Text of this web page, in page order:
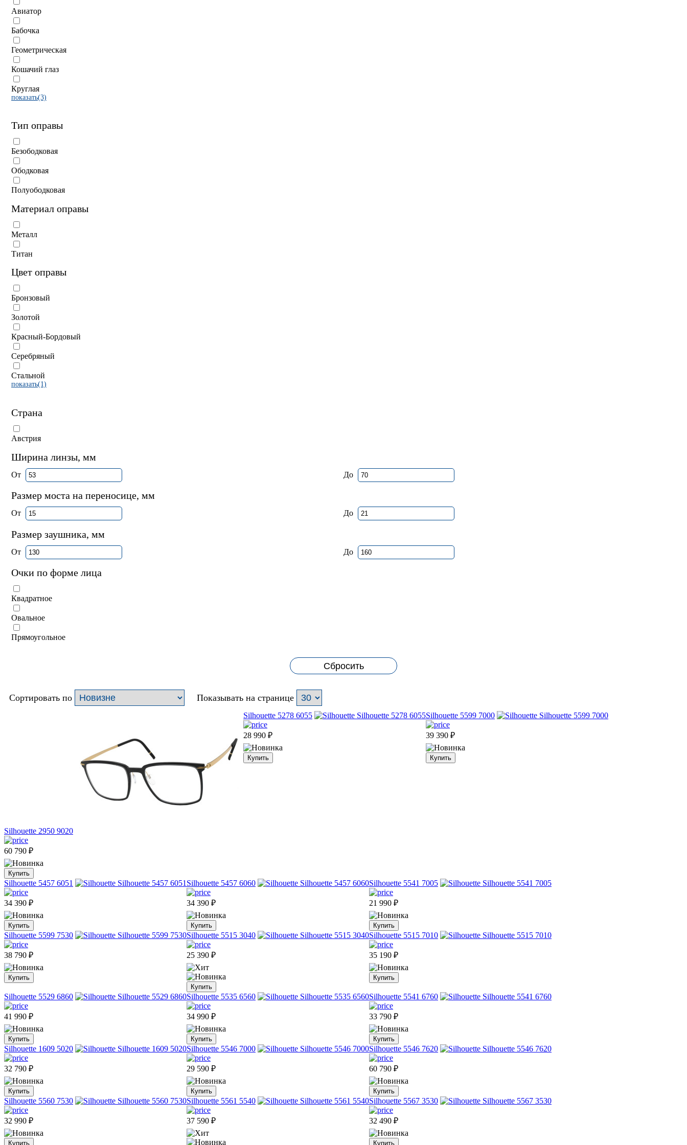
Авиатор
Бабочка
Геометрическая
Кошачий глаз
Круглая
показать(3)
Тип оправы
Безободковая
Ободковая
Полуободковая
Материал оправы
Металл
Титан
Цвет оправы
Бронзовый
Золотой
Красный-Бордовый
Серебряный
Стальной
показать(1)
Страна
Австрия
Ширина линзы, мм
От До
Размер моста на переносице, мм
От До
Размер заушника, мм
От До
Очки по форме лица
Квадратное
Овальное
Прямоугольное
Сбросить
Сортировать по Показывать на странице
Silhouette 2950 9020
60 790 ₽
Купить
Silhouette 5278 6055
28 990 ₽
Купить
Silhouette 5599 7000
39 390 ₽
Купить
Silhouette 5457 6051
34 390 ₽
Купить
Silhouette 5457 6060
34 390 ₽
Купить
Silhouette 5541 7005
21 990 ₽
Купить
Silhouette 5599 7530
38 790 ₽
Купить
Silhouette 5515 3040
25 390 ₽
Купить
Silhouette 5515 7010
35 190 ₽
Купить
Silhouette 5529 6860
41 990 ₽
Купить
Silhouette 5535 6560
34 990 ₽
Купить
Silhouette 5541 6760
33 790 ₽
Купить
Silhouette 1609 5020
32 790 ₽
Купить
Silhouette 5546 7000
29 590 ₽
Купить
Silhouette 5546 7620
60 790 ₽
Купить
Silhouette 5560 7530
32 990 ₽
Купить
Silhouette 5561 5540
37 590 ₽
Silhouette 5567 3530
32 490 ₽
Купить